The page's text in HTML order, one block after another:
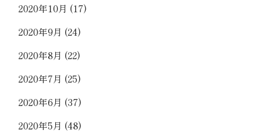
2020年10月 (17)
2020年9月 (24)
2020年8月 (22)
2020年7月 (25)
2020年6月 (37)
2020年5月 (48)